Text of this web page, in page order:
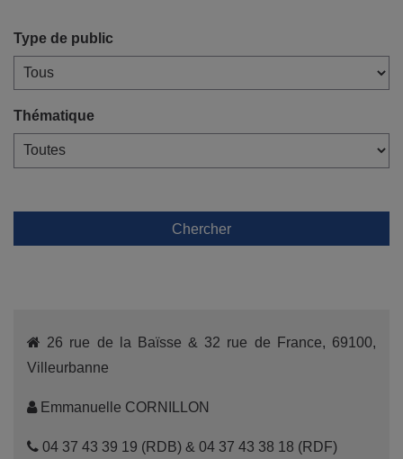
Type de public
Thématique
Chercher
26 rue de la Baïsse & 32 rue de France, 69100,
Villeurbanne
Emmanuelle CORNILLON
04 37 43 39 19 (RDB) & 04 37 43 38 18 (RDF)